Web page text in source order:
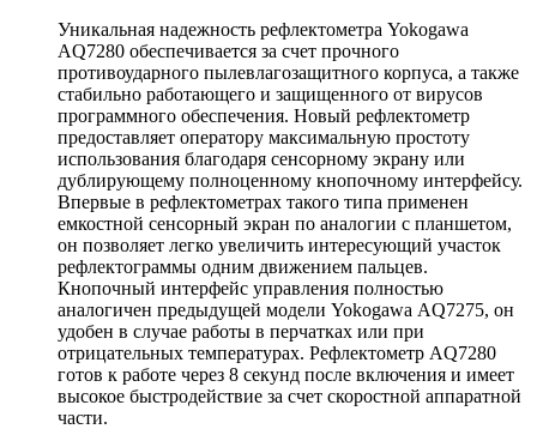
Уникальная надежность рефлектометра Yokogawa
AQ7280 обеспечивается за счет прочного
противоударного пылевлагозащитного корпуса, а также
стабильно работающего и защищенного от вирусов
программного обеспечения. Новый рефлектометр
предоставляет оператору максимальную простоту
использования благодаря сенсорному экрану или
дублирующему полноценному кнопочному интерфейсу.
Впервые в рефлектометрах такого типа применен
емкостной сенсорный экран по аналогии с планшетом,
он позволяет легко увеличить интересующий участок
рефлектограммы одним движением пальцев.
Кнопочный интерфейс управления полностью
аналогичен предыдущей модели Yokogawa AQ7275, он
удобен в случае работы в перчатках или при
отрицательных температурах. Рефлектометр AQ7280
готов к работе через 8 секунд после включения и имеет
высокое быстродействие за счет скоростной аппаратной
части.